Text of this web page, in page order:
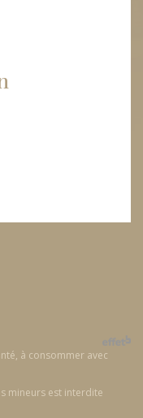
à consommer avec
mineurs est interdite